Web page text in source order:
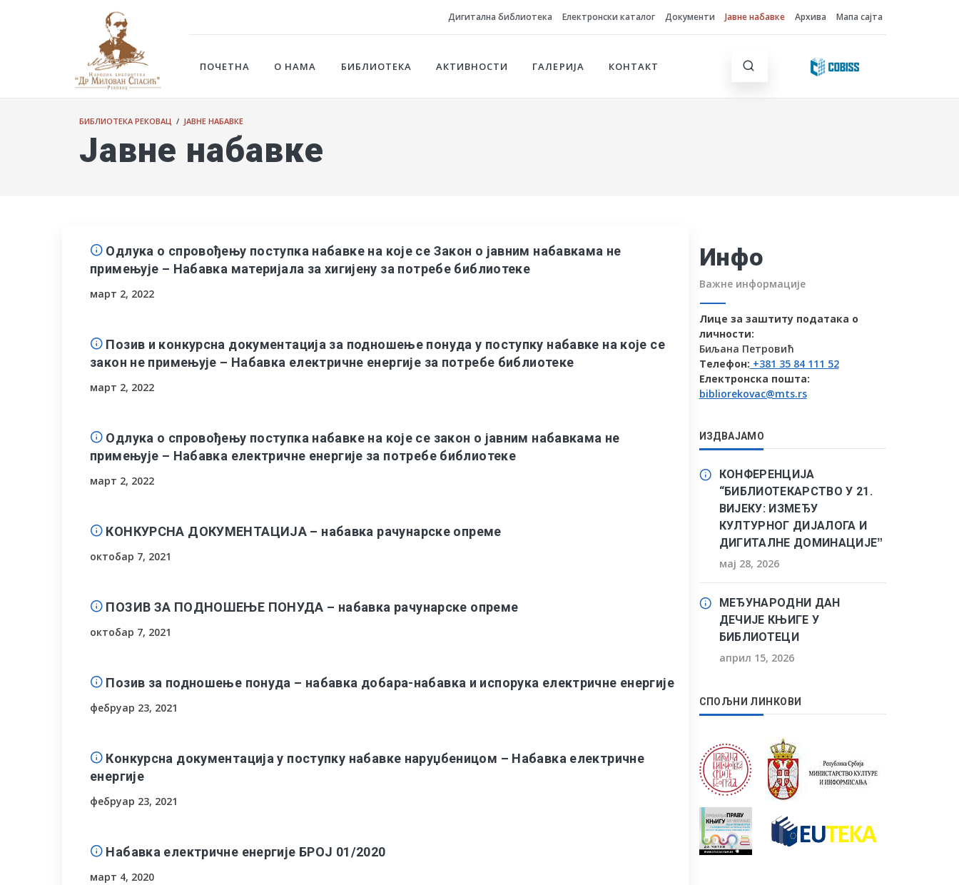
Дигитална библиотека Електронски каталог Документи Јавне набавке Архива Мапа сајта
ПОЧЕТНА О НАМА БИБЛИОТЕКА АКТИВНОСТИ ГАЛЕРИЈА КОНТАКТ
БИБЛИОТЕКА РЕКОВАЦ / ЈАВНЕ НАБАВКЕ
Јавне набавке
Одлука о спровођењу поступка набавке на које се Закон о јавним набавкама не
примењује – Набавка материјала за хигијену за потребе библиотеке
март 2, 2022
Позив и конкурсна документација за подношење понуда у поступку набавке на које се
закон не примењује – Набавка електричне енергије за потребе библиотеке
март 2, 2022
Одлука о спровођењу поступка набавке на које се закон о јавним набавкама не
примењује – Набавка електричне енергије за потребе библиотеке
март 2, 2022
КОНКУРСНА ДОКУМЕНТАЦИЈА – набавка рачунарске опреме
октобар 7, 2021
ПОЗИВ ЗА ПОДНОШЕЊЕ ПОНУДА – набавка рачунарске опреме
октобар 7, 2021
Позив за подношење понуда – набавка добара-набавка и испорука електричне енергије
фебруар 23, 2021
Конкурсна документација у поступку набавке наруџбеницом – Набавка електричне
енергије
фебруар 23, 2021
Набавка електричне енергије БРОЈ 01/2020
март 4, 2020
Инфо
Важне информације
Лице за заштиту података о
личности:
Биљана Петровић
Телефон: +381 35 84 111 52
Електронска пошта:
bibliorekovac@mts.rs
ИЗДВАЈАМО
КОНФЕРЕНЦИЈА
“БИБЛИОТЕКАРСТВО У 21.
ВИЈЕКУ: ИЗМЕЂУ
КУЛТУРНОГ ДИЈАЛОГА И
ДИГИТАЛНЕ ДОМИНАЦИЈЕˮ
мај 28, 2026
МЕЂУНАРОДНИ ДАН
ДЕЧИЈЕ КЊИГЕ У
БИБЛИОТЕЦИ
април 15, 2026
СПОЉНИ ЛИНКОВИ